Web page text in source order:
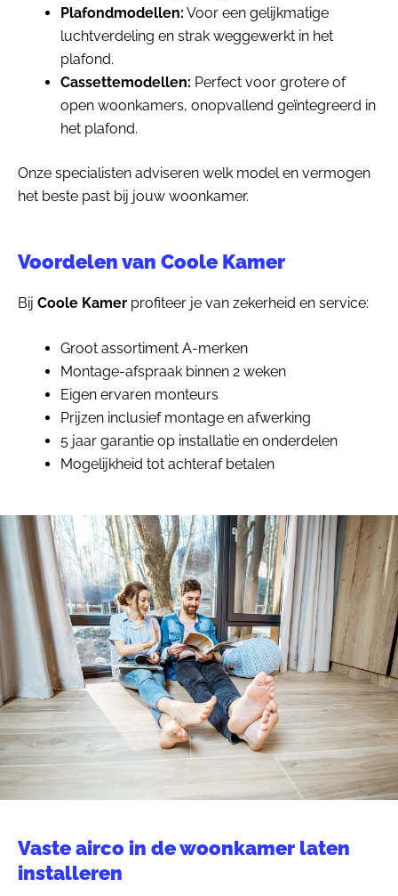
Plafondmodellen: Voor een gelijkmatige
luchtverdeling en strak weggewerkt in het
plafond.
Cassettemodellen: Perfect voor grotere of
open woonkamers, onopvallend geïntegreerd in
het plafond.
Onze specialisten adviseren welk model en vermogen
het beste past bij jouw woonkamer.
Voordelen van Coole Kamer
Bij Coole Kamer profiteer je van zekerheid en service:
Groot assortiment A-merken
Montage-afspraak binnen 2 weken
Eigen ervaren monteurs
Prijzen inclusief montage en afwerking
5 jaar garantie op installatie en onderdelen
Mogelijkheid tot achteraf betalen
Vaste airco in de woonkamer laten
installeren